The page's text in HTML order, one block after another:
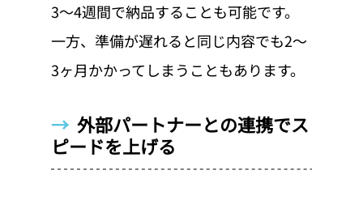
3〜4週間で納品することも可能です。
一方、準備が遅れると同じ内容でも2〜
3ヶ月かかってしまうこともあります。
→ 外部パートナーとの連携でス
ピードを上げる